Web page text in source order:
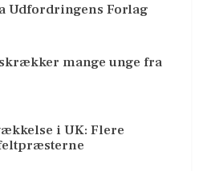
Udfordringens Forlag
mange unge fra
i UK: Flere